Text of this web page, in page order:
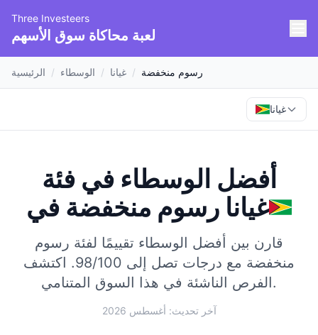
Three Investeers
لعبة محاكاة سوق الأسهم
الرئيسية / الوسطاء / غيانا / رسوم منخفضة
غيانا
أفضل الوسطاء في فئة
رسوم منخفضة غيانا
قارن بين أفضل الوسطاء تقييمًا لفئة رسوم
منخفضة مع درجات تصل إلى 98/100.
اكتشف
الفرص الناشئة في هذا السوق المتنامي.
آخر تحديث: أغسطس 2026